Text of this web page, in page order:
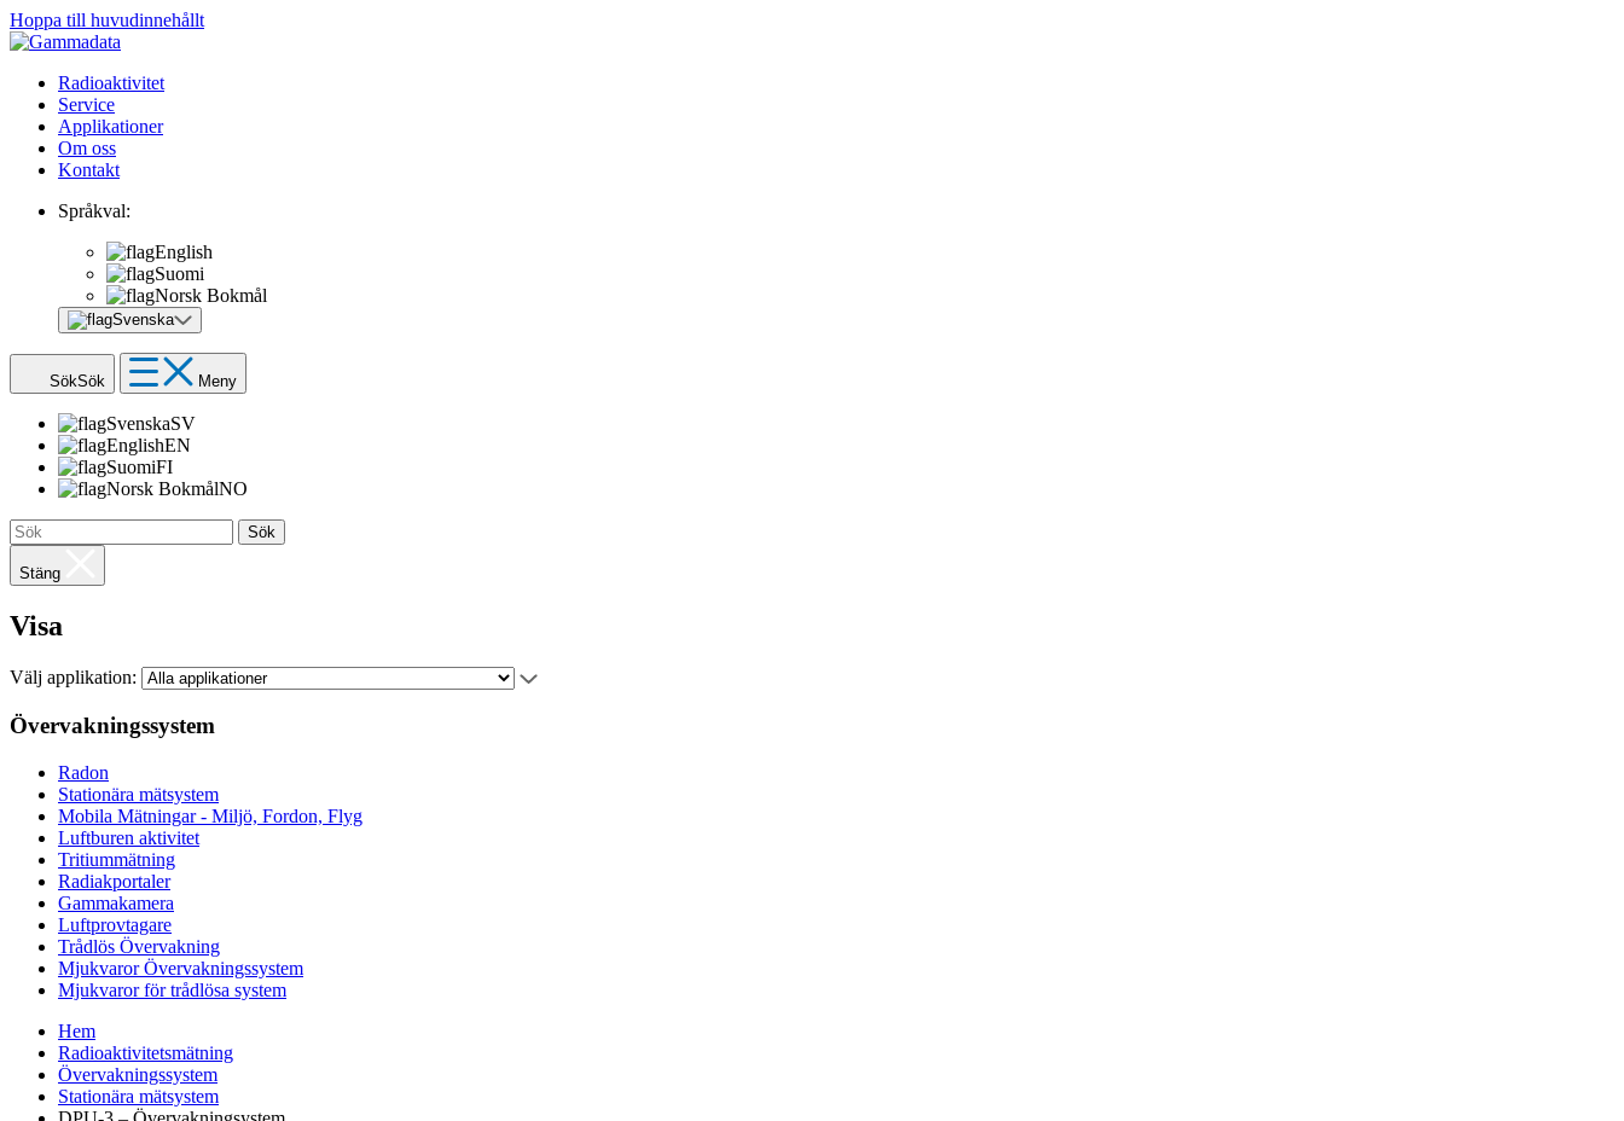
Hoppa till huvudinnehållt
Radioaktivitet
Service
Applikationer
Om oss
Kontakt
Språkval:
English
Suomi
Norsk Bokmål
Svenska
SökSök Meny
SvenskaSV
EnglishEN
SuomiFI
Norsk BokmålNO
Sök
Stäng
Visa
Välj applikation:
Övervakningssystem
Radon
Stationära mätsystem
Mobila Mätningar - Miljö, Fordon, Flyg
Luftburen aktivitet
Tritiummätning
Radiakportaler
Gammakamera
Luftprovtagare
Trådlös Övervakning
Mjukvaror Övervakningssystem
Mjukvaror för trådlösa system
Hem
Radioaktivitetsmätning
Övervakningssystem
Stationära mätsystem